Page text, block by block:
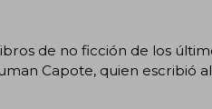
de no ficción de los
Capote, quien escribió